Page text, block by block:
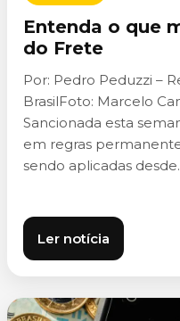
Entenda o que
do Frete
Por: Pedro Peduzzi –
BrasilFoto: Marcelo
Sancionada esta
em regras
sendo aplicadas
Ler notícia